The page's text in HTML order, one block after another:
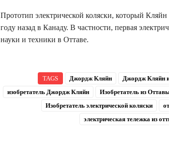
Прототип электрической коляски, который
году назад в Канаду. В частности, первая
науки и техники в Оттаве.
TAGS Джордж Кляйн Джордж Кляйн
изобретатель Джордж Кляйн
Изобретатель из
Изобретатель электрической коляски
электрическая тележка из